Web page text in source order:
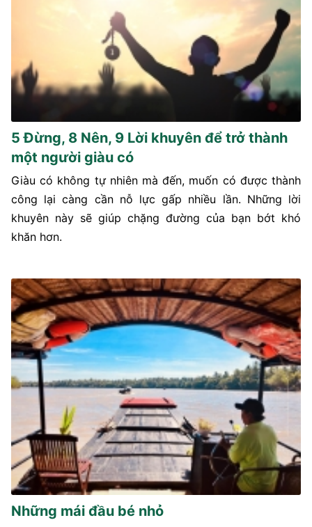
5 Đừng, 8 Nên, 9 Lời khuyên để trở thành
một người giàu có
Giàu có không tự nhiên mà đến, muốn có được thành
công lại càng cần nỗ lực gấp nhiều lần. Những lời
khuyên này sẽ giúp chặng đường của bạn bớt khó
khăn hơn.
Những mái đầu bé nhỏ